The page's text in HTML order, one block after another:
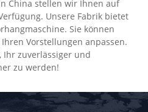
China stellen wir Ihnen auf
Unsere Fabrik bietet
Sie können
Vorstellungen anpassen.
zuverlässiger und
zu werden!